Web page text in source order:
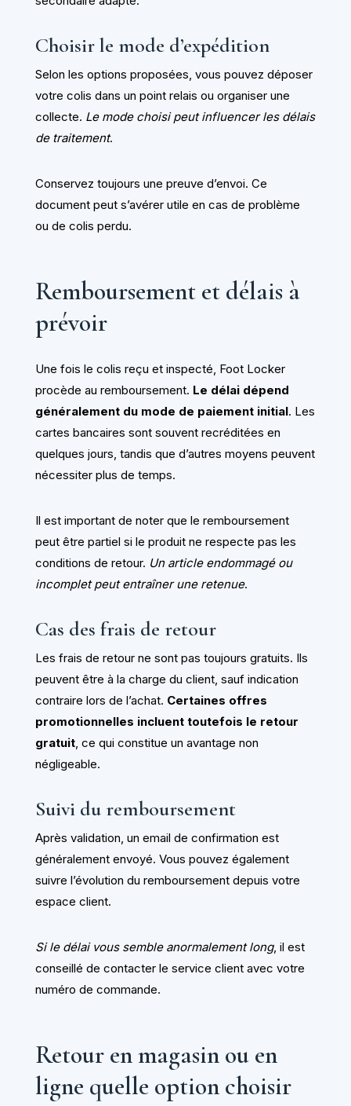
Choisir le mode d’expédition
Selon les options proposées, vous pouvez déposer
votre colis dans un point relais ou organiser une
collecte. Le mode choisi peut influencer les délais
de traitement.
Conservez toujours une preuve d’envoi. Ce
document peut s’avérer utile en cas de problème
ou de colis perdu.
Remboursement et délais à
prévoir
Une fois le colis reçu et inspecté, Foot Locker
procède au remboursement. Le délai dépend
généralement du mode de paiement initial. Les
cartes bancaires sont souvent recréditées en
quelques jours, tandis que d’autres moyens peuvent
nécessiter plus de temps.
Il est important de noter que le remboursement
peut être partiel si le produit ne respecte pas les
conditions de retour. Un article endommagé ou
incomplet peut entraîner une retenue.
Cas des frais de retour
Les frais de retour ne sont pas toujours gratuits. Ils
peuvent être à la charge du client, sauf indication
contraire lors de l’achat. Certaines offres
promotionnelles incluent toutefois le retour
gratuit, ce qui constitue un avantage non
négligeable.
Suivi du remboursement
Après validation, un email de confirmation est
généralement envoyé. Vous pouvez également
suivre l’évolution du remboursement depuis votre
espace client.
Si le délai vous semble anormalement long, il est
conseillé de contacter le service client avec votre
numéro de commande.
Retour en magasin ou en
ligne quelle option choisir